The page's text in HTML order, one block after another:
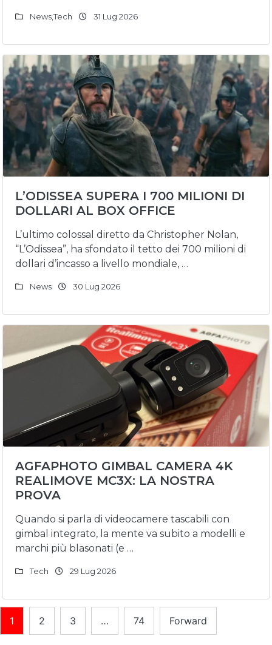
News,Tech 31 Lug 2026
L’ODISSEA SUPERA I 700 MILIONI DI
DOLLARI AL BOX OFFICE
L’ultimo colossal diretto da Christopher Nolan,
“L’Odissea”, ha sfondato il tetto dei 700 milioni di
dollari d’incasso a livello mondiale, …
News 30 Lug 2026
AGFAPHOTO GIMBAL CAMERA 4K
REALIMOVE MC3X: LA NOSTRA
PROVA
Quando si parla di videocamere tascabili con
gimbal integrato, la mente va subito a modelli e
marchi più blasonati (e …
Tech 29 Lug 2026
Paginazione
1 2 3 … 74 Forward